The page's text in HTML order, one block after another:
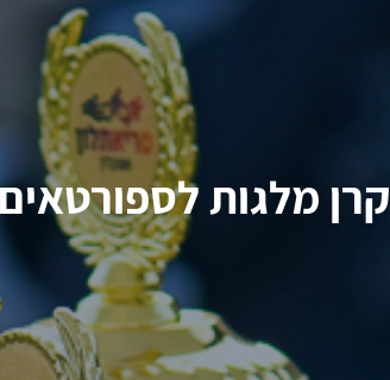
קרן מלגות לספורטאים ומאמנים 2021-